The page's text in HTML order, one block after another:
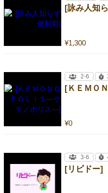
[詠み人知
¥1,300
¥0
2-6
[リビドー]
3-6